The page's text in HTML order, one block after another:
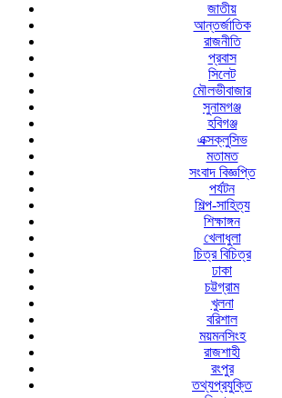
জাতীয়
আন্তর্জাতিক
রাজনীতি
প্রবাস
সিলেট
মৌলভীবাজার
সুনামগঞ্জ
হবিগঞ্জ
এক্সক্লুসিভ
মতামত
সংবাদ বিজ্ঞপ্তি
পর্যটন
শিল্প-সাহিত্য
শিক্ষাঙ্গন
খেলাধুলা
চিত্র বিচিত্র
ঢাকা
চট্টগ্রাম
খুলনা
বরিশাল
ময়মনসিংহ
রাজশাহী
রংপুর
তথ্যপ্রযুক্তি